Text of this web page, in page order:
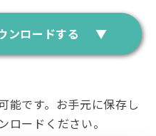
ンロードする
能です。お手元に保存し
ロードください。